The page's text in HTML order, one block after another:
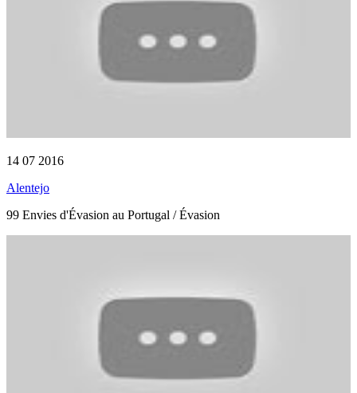
14 07 2016
Alentejo
99 Envies d'Évasion au Portugal / Évasion